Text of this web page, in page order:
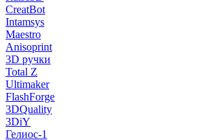
CreatBot
Intamsys
Maestro
Anisoprint
3D ручки
Total Z
Ultimaker
FlashForge
3DQuality
3DiY
Гелиос-1